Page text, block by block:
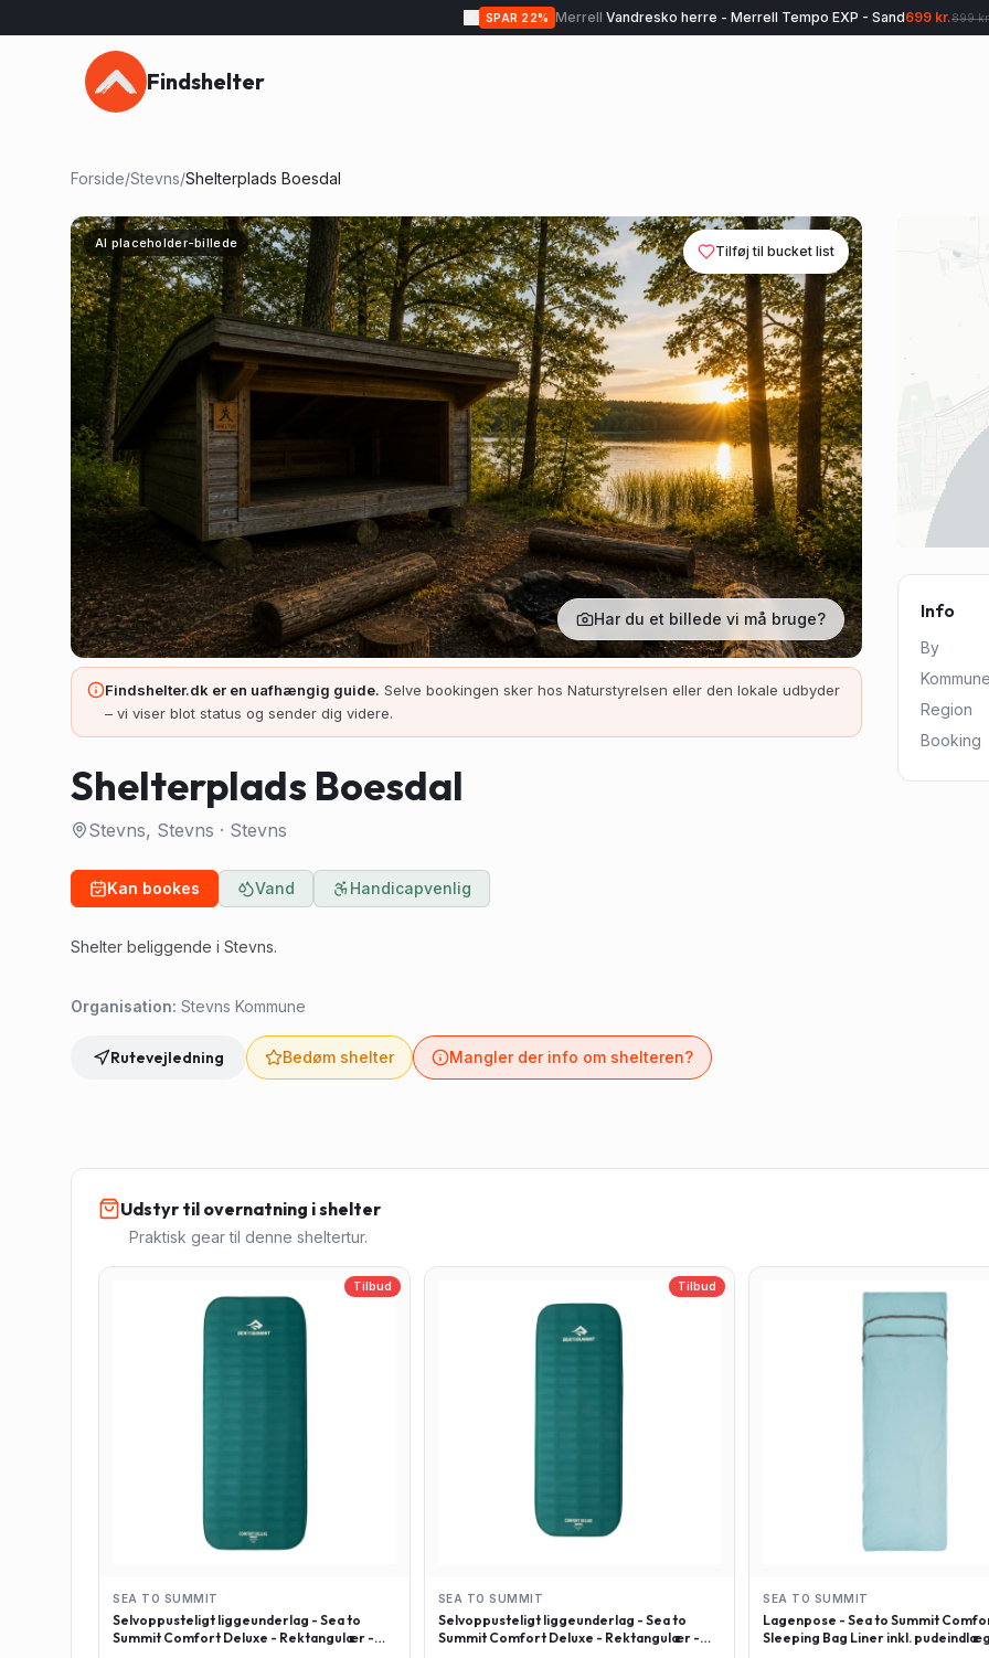
SPAR 22% Merrell Vandresko herre - Merrell Tempo EXP - Sand699 kr.899
Findshelter
Forside/Stevns/Shelterplads Boesdal
AI placeholder-billede Tilføj til bucket list
Har du et billede vi må bruge?
Findshelter.dk er en uafhængig guide. Selve bookingen sker hos Naturstyrelsen eller den lokale udbyder
– vi viser blot status og sender dig videre.
Shelterplads Boesdal
Stevns, Stevns · Stevns
Kan bookes Vand Handicapvenlig
Shelter beliggende i Stevns.
Organisation: Stevns Kommune
Rutevejledning Bedøm shelter Mangler der info om shelteren?
Info
By
Kommune
Region
Booking
Udstyr til overnatning i shelter
Praktisk gear til denne sheltertur.
Tilbud
SEA TO SUMMIT
Selvoppusteligt liggeunderlag - Sea to
Summit Comfort Deluxe - Rektangulær -
Tilbud
SEA TO SUMMIT
Selvoppusteligt liggeunderlag - Sea to
Summit Comfort Deluxe - Rektangulær -
SEA TO SUMMIT
Lagenpose - Sea to Summit
Sleeping Bag Liner inkl.